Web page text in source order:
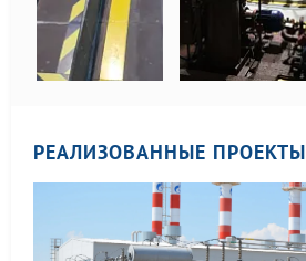
РЕАЛИЗОВАННЫЕ ПРОЕКТЫ